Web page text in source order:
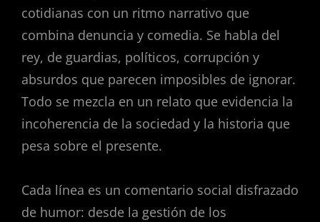
cotidianas con un ritmo narrativo que
combina denuncia y comedia. Se habla del
rey, de guardias, políticos, corrupción y
absurdos que parecen imposibles de ignorar.
Todo se mezcla en un relato que evidencia la
incoherencia de la sociedad y la historia que
pesa sobre el presente.
Cada línea es un comentario social disfrazado
de humor: desde la gestión de los